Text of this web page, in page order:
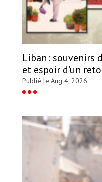
Liban : souvenirs
et espoir d’un
Publié le Aug 4, 2026